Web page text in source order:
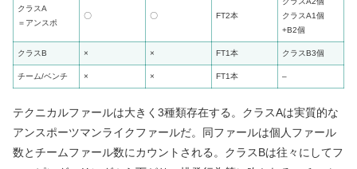
クラスA
＝アンスポ
〇 〇 FT2本
クラスA1個
+B2個
クラスB × × FT1本 クラスB3個
チーム/ベンチ × × FT1本 –
テクニカルファールは大きく3種類存在する。クラスAは実質的な
アンスポーツマンライクファールだ。同ファールは個人ファール
数とチームファール数にカウントされる。クラスBは往々にしてフ